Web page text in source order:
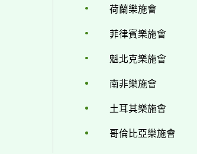
荷蘭樂施會
菲律賓樂施會
魁北克樂施會
南非樂施會
土耳其樂施會
哥倫比亞樂施會